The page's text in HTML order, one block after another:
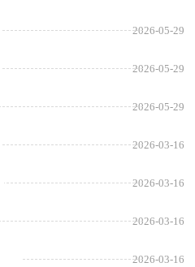
2026-05-29
2026-05-29
2026-05-29
2026-03-16
2026-03-16
2026-03-16
2026-03-16